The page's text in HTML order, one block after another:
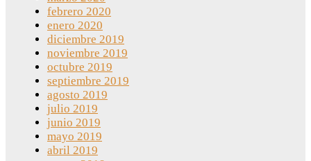
febrero 2020
enero 2020
diciembre 2019
noviembre 2019
octubre 2019
septiembre 2019
agosto 2019
julio 2019
junio 2019
mayo 2019
abril 2019